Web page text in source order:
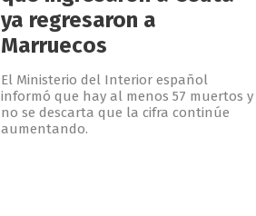
ya regresaron a
Marruecos
El Ministerio del Interior español
informó que hay al menos 57 muertos y
no se descarta que la cifra continúe
aumentando.